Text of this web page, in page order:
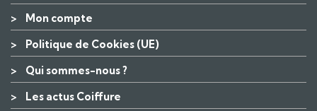
> Mon compte
> Politique de Cookies (UE)
> Qui sommes-nous ?
> Les actus Coiffure